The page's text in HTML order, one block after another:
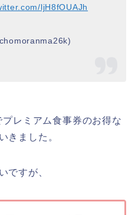
ljH8fOUAJh
レミアム食事券のお得な
きました。
ですが、